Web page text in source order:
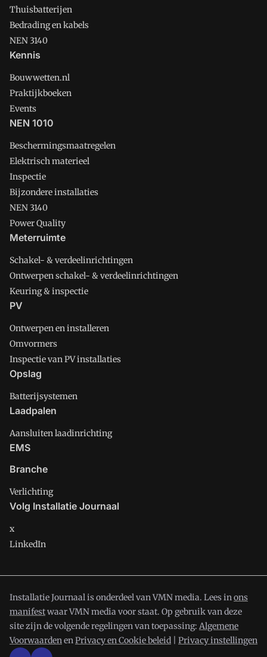
Thuisbatterijen
Bedrading en kabels
NEN 3140
Kennis
Bouwwetten.nl
Praktijkboeken
Events
NEN 1010
Beschermingsmaatregelen
Elektrisch materieel
Inspectie
Bijzondere installaties
NEN 3140
Power Quality
Meterruimte
Schakel- & verdeelinrichtingen
Ontwerpen schakel- & verdeelinrichtingen
Keuring & inspectie
PV
Ontwerpen en installeren
Omvormers
Inspectie van PV installaties
Opslag
Batterijsystemen
Laadpalen
Aansluiten laadinrichting
EMS
Branche
Verlichting
Volg Installatie Journaal
x
LinkedIn
Installatie Journaal is onderdeel van VMN media. Lees inons
manifestwaar VMN media voor staat. Op gebruik van deze
site zijn de volgende regelingen van toepassing: Algemene
VoorwaardenenPrivacy en Cookie beleid Privacy instellingen